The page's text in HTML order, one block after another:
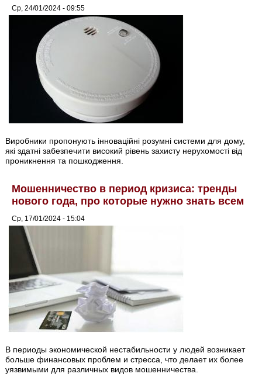
Ср, 24/01/2024 - 09:55
Виробники пропонують інноваційні розумні системи для дому,
які здатні забезпечити високий рівень захисту нерухомості від
проникнення та пошкодження.
Мошенничество в период кризиса: тренды
нового года, про которые нужно знать всем
Ср, 17/01/2024 - 15:04
В периоды экономической нестабильности у людей возникает
больше финансовых проблем и стресса, что делает их более
уязвимыми для различных видов мошенничества.